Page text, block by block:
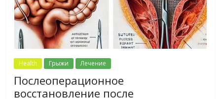
Health Грыжи Лечение
Послеоперационное
восстановление после